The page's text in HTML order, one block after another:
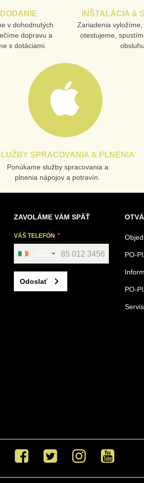
v dohodnutých
dopravu a
s dotáciami.
INŠTALÁCIA &
Zariadenia vyložíme,
otestujeme,
obsluhu.
SPRACOVANIA & PLNENIA
Ponúkame služby spracovania a
plnenia nápojov a potravín.
ZAVOLÁME VÁM SPÄŤ
VÁŠ TELEFÓN
Odoslať
PO-
PO-
Facebook Twitter Instagram Youtube